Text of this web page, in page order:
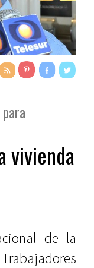
vivienda
de la